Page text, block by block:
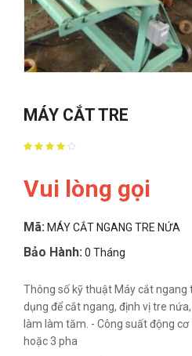
MÁY CẮT TRE
Vui lòng gọi
Mã: MÁY CẮT NGANG TRE NỨA
Bảo Hành: 0 Tháng
Thông số kỹ thuật Máy cắt ngang
dụng để cắt ngang, định vị tre
làm làm tăm. - Công suất động cơ
hoặc 3 pha